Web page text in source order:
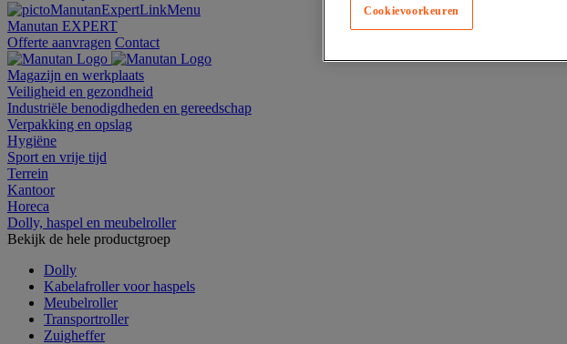
Manutan EXPERT
Offerte aanvragen Contact
Magazijn en werkplaats
Veiligheid en gezondheid
Industriële benodigdheden en gereedschap
Verpakking en opslag
Hygiëne
Sport en vrije tijd
Terrein
Kantoor
Horeca
Dolly, haspel en meubelroller
Bekijk de hele productgroep
Dolly
Kabelafroller voor haspels
Meubelroller
Transportroller
Zuigheffer
Cookievoorkeuren